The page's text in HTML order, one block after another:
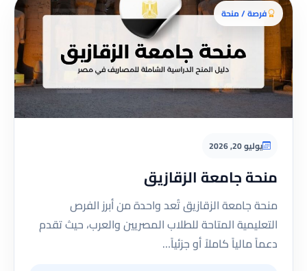
فرصة / منحة
يوليو 20, 2026
منحة جامعة الزقازيق
منحة جامعة الزقازيق تُعد واحدة من أبرز الفرص
التعليمية المتاحة للطلاب المصريين والعرب، حيث تقدم
دعماً مالياً كاملاً أو جزئياً…